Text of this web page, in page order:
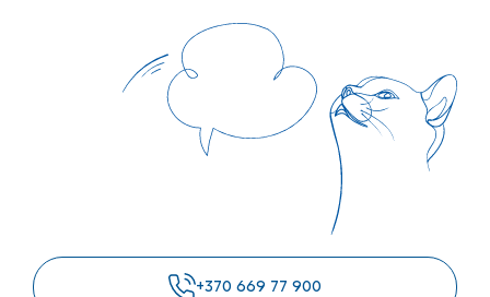
+370 669 77 900